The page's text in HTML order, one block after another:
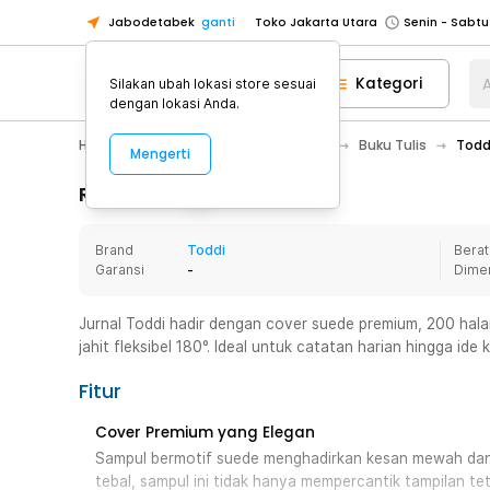
Jabodetabek ganti Toko Jakarta Utara
Toko Tangerang
Toko Cikupa
Pick n Go Jakarta Barat
Senin -
Pick n Go Bekasi
Senin - Jumat
Senin - Jumat
Senin -
Senin -
Toko Tangerang
Toko Cikupa
Senin -
Senin - Jumat
Pick n Go Depok
Senin - Jumat
Kategori
Home Appliance Buku Tulis
Rincian Produk
Brand
Toddi
Garansi
-
Jurnal Toddi hadir dengan cover suede premium, 200
jahit fleksibel 180°. Ideal untuk catatan harian hingga ide
Fitur
Cover Premium yang Elegan
Sampul bermotif suede menghadirkan kesan mewah
tebal, sampul ini tidak hanya mempercantik tampilan
Silakan ubah lokasi store sesuai
dengan lokasi Anda.
Mengerti